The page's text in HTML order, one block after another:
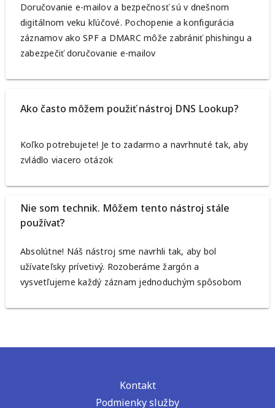
Doručovanie e-mailov a bezpečnosť sú v dnešnom
digitálnom veku kľúčové. Pochopenie a konfigurácia
záznamov ako SPF a DMARC môže zabrániť phishingu a
zabezpečiť doručovanie e-mailov
Ako často môžem použiť nástroj DNS Lookup?
Koľko potrebujete! Je to zadarmo a navrhnuté tak, aby
zvládlo viacero otázok
Nie som technik. Môžem tento nástroj stále
používať?
Absolútne! Náš nástroj sme navrhli tak, aby bol
užívateľsky prívetivý. Rozoberáme žargón a
vysvetľujeme každý záznam jednoduchým spôsobom
Kontakt
Podmienky služby